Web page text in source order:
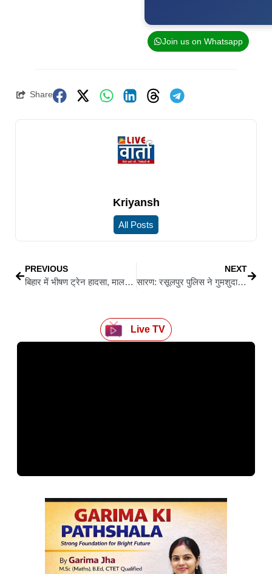
Join us on Whatsapp
Share
Kriyansh
All Posts
PREVIOUS
बिहार में भीषण ट्रेन हादसा, मालगाड़ी के कई डिब्बे पुल से नीचे गिरे, रेल यातायात ठप
NEXT
सारण: रसूलपुर पुलिस ने गुमशुदा युवक को किया बरामद
Live TV